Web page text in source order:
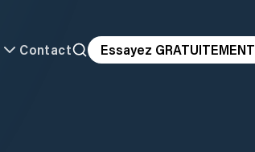
Contact Essayez GRATUITEMENT